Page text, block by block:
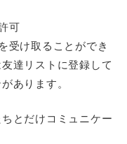
可
受け取ることができ
達リストに登録して
あります。
とだけコミュニケー